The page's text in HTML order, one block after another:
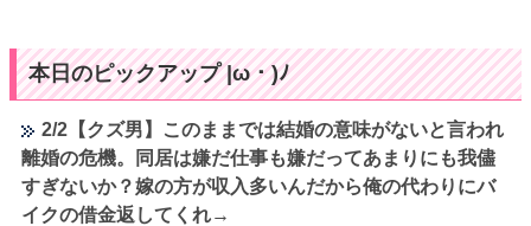
本日のピックアップ |ω・)ﾉ
2/2【クズ男】このままでは結婚の意味がないと言われ
離婚の危機。同居は嫌だ仕事も嫌だってあまりにも我儘
すぎないか？嫁の方が収入多いんだから俺の代わりにバ
イクの借金返してくれ→